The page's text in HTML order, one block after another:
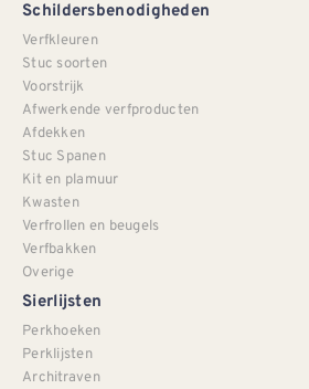
Schildersbenodigheden
Verfkleuren
Stuc soorten
Voorstrijk
Afwerkende verfproducten
Afdekken
Stuc Spanen
Kit en plamuur
Kwasten
Verfrollen en beugels
Verfbakken
Overige
Sierlijsten
Perkhoeken
Perklijsten
Architraven